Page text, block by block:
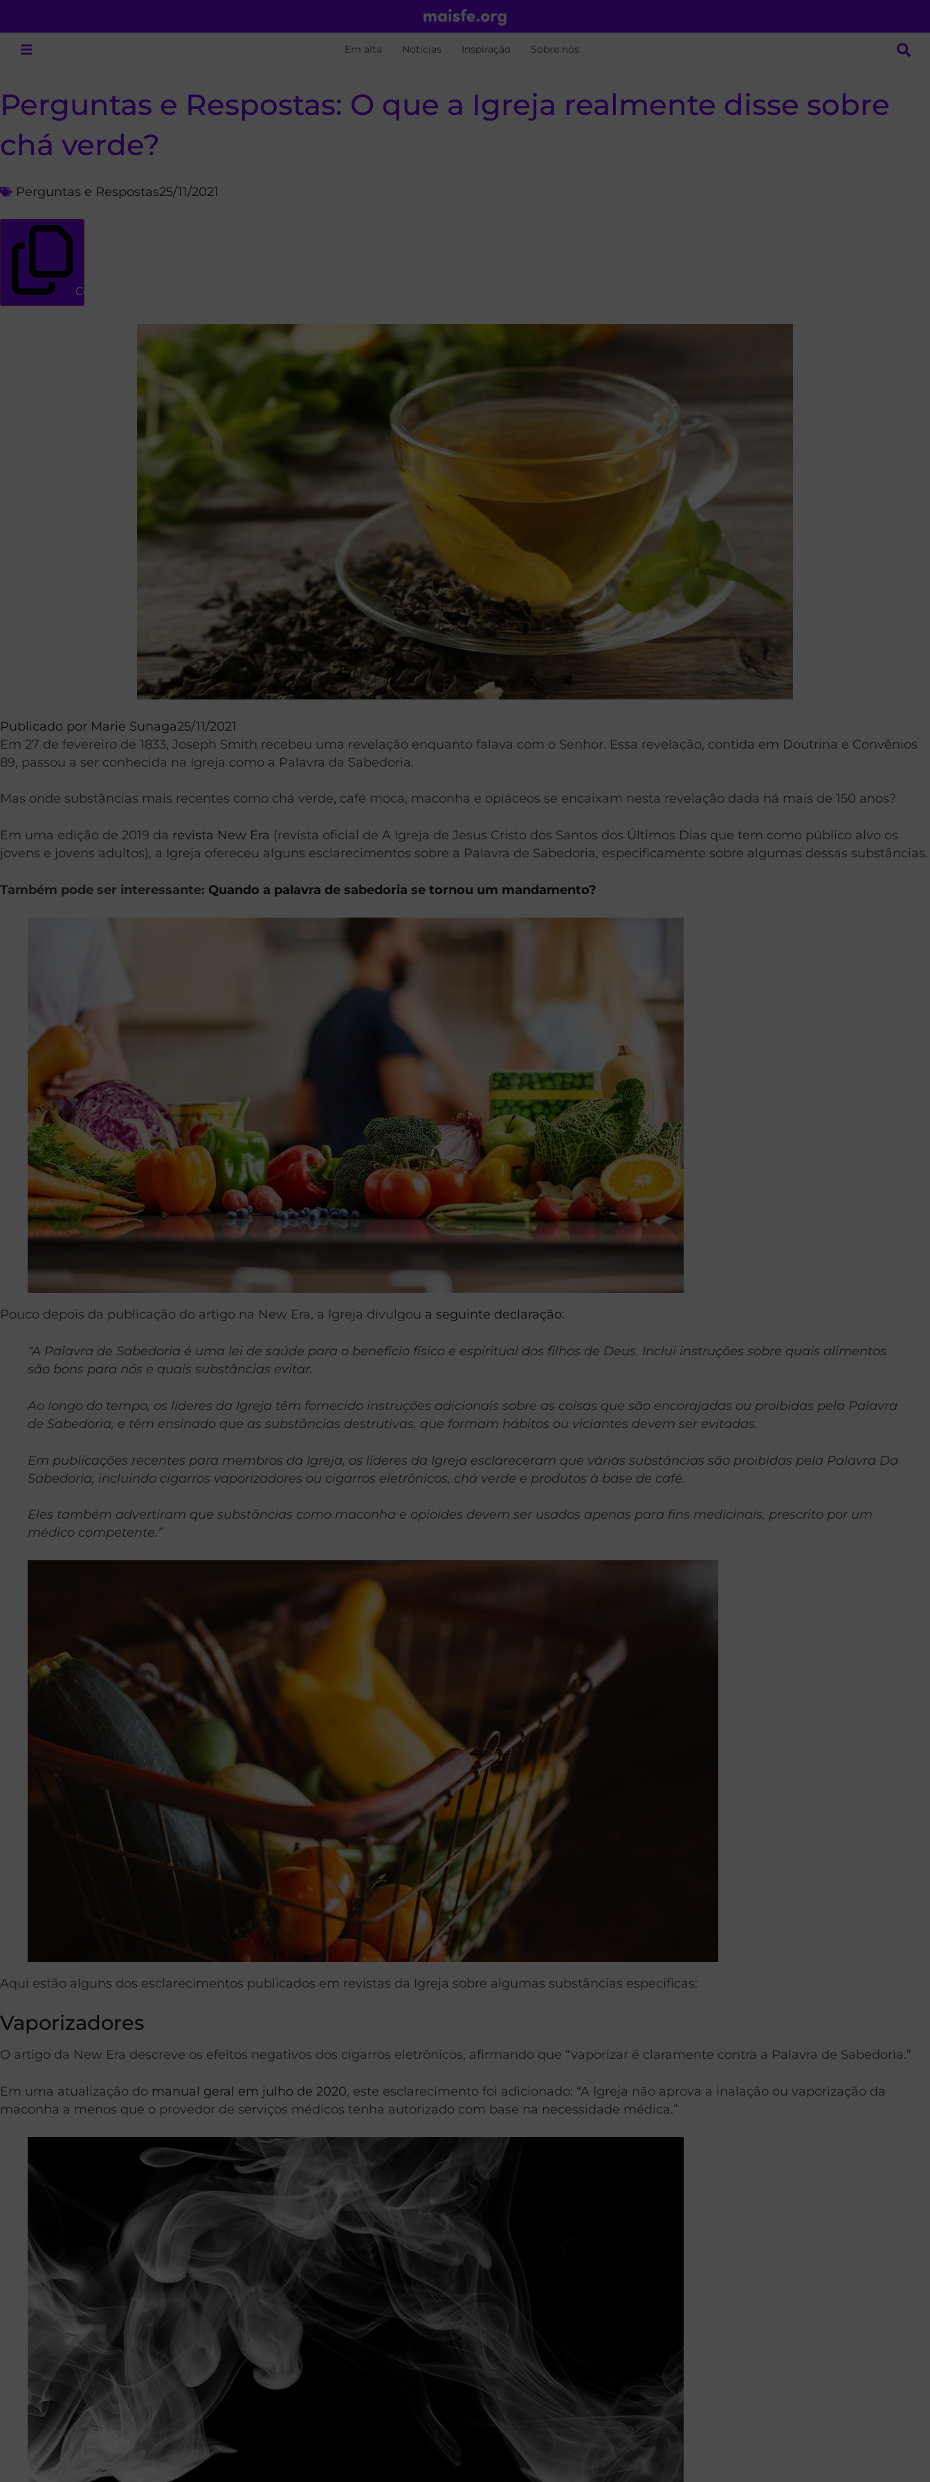
Em alta Notícias Inspiração Sobre nós
Perguntas e Respostas: O que a Igreja realmente disse sobre
chá verde?
Perguntas e Respostas25/11/2021
Copiar link
Publicado por Marie Sunaga25/11/2021
Em 27 de fevereiro de 1833, Joseph Smith recebeu uma revelação enquanto falava com o Senhor. Essa revelação, contida em Doutrina e Convênios
89, passou a ser conhecida na Igreja como a Palavra da Sabedoria.
Mas onde substâncias mais recentes como chá verde, café moca, maconha e opiáceos se encaixam nesta revelação dada há mais de 150 anos?
Em uma edição de 2019 da revista New Era (revista oficial de A Igreja de Jesus Cristo dos Santos dos Últimos Dias que tem como público alvo os
jovens e jovens adultos), a Igreja ofereceu alguns esclarecimentos sobre a Palavra de Sabedoria, especificamente sobre algumas dessas substâncias.
Também pode ser interessante: Quando a palavra de sabedoria se tornou um mandamento?
Pouco depois da publicação do artigo na New Era, a Igreja divulgou a seguinte declaração:
“A Palavra de Sabedoria é uma lei de saúde para o benefício físico e espiritual dos filhos de Deus. Inclui instruções sobre quais alimentos
são bons para nós e quais substâncias evitar.
Ao longo do tempo, os líderes da Igreja têm fornecido instruções adicionais sobre as coisas que são encorajadas ou proibidas pela Palavra
de Sabedoria, e têm ensinado que as substâncias destrutivas, que formam hábitos ou viciantes devem ser evitadas.
Em publicações recentes para membros da Igreja, os líderes da Igreja esclareceram que várias substâncias são proibidas pela Palavra Da
Sabedoria, incluindo cigarros vaporizadores ou cigarros eletrônicos, chá verde e produtos à base de café.
Eles também advertiram que substâncias como maconha e opioides devem ser usados apenas para fins medicinais, prescrito por um
médico competente.”
Aqui estão alguns dos esclarecimentos publicados em revistas da Igreja sobre algumas substâncias específicas:
Vaporizadores
O artigo da New Era descreve os efeitos negativos dos cigarros eletrônicos, afirmando que “vaporizar é claramente contra a Palavra de Sabedoria.”
Em uma atualização do manual geral em julho de 2020, este esclarecimento foi adicionado: “A Igreja não aprova a inalação ou vaporização da
maconha a menos que o provedor de serviços médicos tenha autorizado com base na necessidade médica.”